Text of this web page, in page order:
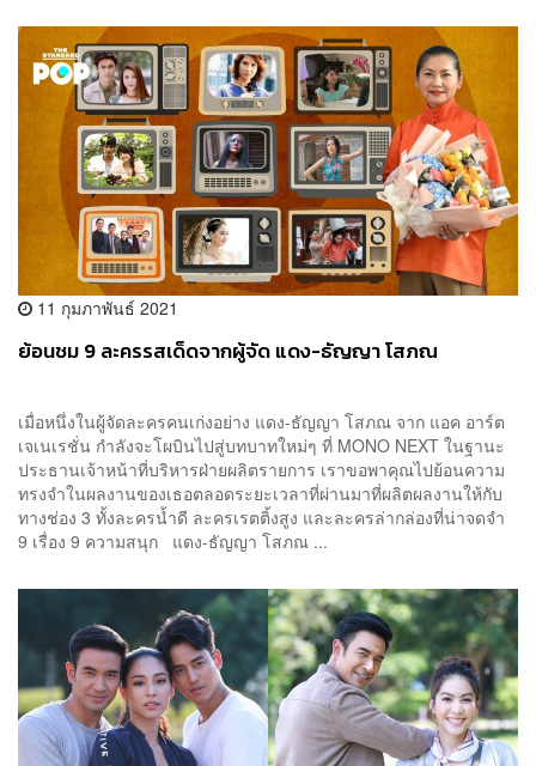
11 กุมภาพันธ์ 2021
ย้อนชม 9 ละครรสเด็ดจากผู้จัด แดง-ธัญญา โสภณ
เมื่อหนึ่งในผู้จัดละครคนเก่งอย่าง แดง-ธัญญา โสภณ จาก แอค อาร์ต
เจเนเรชั่น กำลังจะโผบินไปสู่บทบาทใหม่ๆ ที่ MONO NEXT ในฐานะ
ประธานเจ้าหน้าที่บริหารฝ่ายผลิตรายการ เราขอพาคุณไปย้อนความ
ทรงจำในผลงานของเธอตลอดระยะเวลาที่ผ่านมาที่ผลิตผลงานให้กับ
ทางช่อง 3 ทั้งละครน้ำดี ละครเรตติ้งสูง และละครล่ากล่องที่น่าจดจำ
9 เรื่อง 9 ความสนุก แดง-ธัญญา โสภณ ...